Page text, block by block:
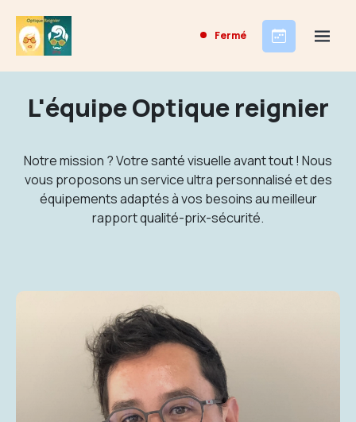
Fermé
L'équipe Optique reignier
Notre mission ? Votre santé visuelle avant tout ! Nous
vous proposons un service ultra personnalisé et des
équipements adaptés à vos besoins au meilleur
rapport qualité-prix-sécurité.